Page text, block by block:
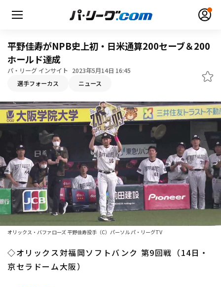
HOME
日程・結果
順位表･成績
1軍公式戦
ファーム東地区
ファーム西地区
選手名鑑
選手名鑑トップ
北海道日本ハムファイターズ
東北楽天ゴールデンイーグルス
ニュース
平野佳寿がNPB史上初・日米通算200セーブ＆200
ホールド達成
パ・リーグ インサイト 2023年5月14日 16:45
選手フォーカス ニュース
オリックス・バファローズ 平野佳寿投手（C）パーソル パ・リーグTV
◇オリックス対福岡ソフトバンク 第9回戦（14日・
京セラドーム大阪）